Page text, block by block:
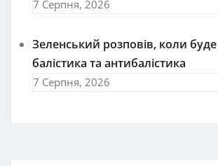
7 Серпня, 2026
Зеленський розповів, коли буде
балістика та антибалістика
7 Серпня, 2026